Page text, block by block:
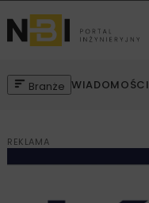
Branże WIADOMOŚCI
REKLAMA